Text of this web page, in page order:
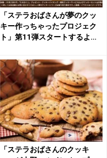
「ステラおばさんが夢のクッ
キー作っちゃったプロジェク
ト」第11弾スタートするよ
「ステラおばさんのクッキ